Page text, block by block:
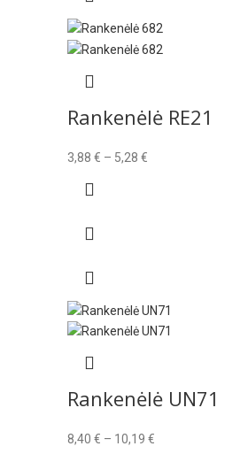
Rankenėlė RE21
3,88 € – 5,28 €
Rankenėlė UN71
8,40 € – 10,19 €